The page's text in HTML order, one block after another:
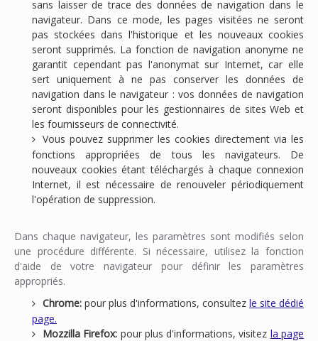
sans laisser de trace des données de navigation dans le
navigateur. Dans ce mode, les pages visitées ne seront
pas stockées dans l'historique et les nouveaux cookies
seront supprimés. La fonction de navigation anonyme ne
garantit cependant pas l'anonymat sur Internet, car elle
sert uniquement à ne pas conserver les données de
navigation dans le navigateur : vos données de navigation
seront disponibles pour les gestionnaires de sites Web et
les fournisseurs de connectivité.
Vous pouvez supprimer les cookies directement via les
fonctions appropriées de tous les navigateurs. De
nouveaux cookies étant téléchargés à chaque connexion
Internet, il est nécessaire de renouveler périodiquement
l'opération de suppression.
Dans chaque navigateur, les paramètres sont modifiés selon
une procédure différente. Si nécessaire, utilisez la fonction
d'aide de votre navigateur pour définir les paramètres
appropriés.
Chrome: pour plus d'informations, consultez le site dédié
page.
Mozzilla Firefox: pour plus d'informations, visitez la page